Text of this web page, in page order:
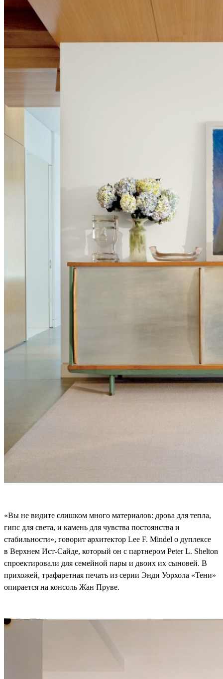
«Вы не видите слишком много материалов: дрова для тепла,
гипс для света, и камень для чувства постоянства и
стабильности», говорит архитектор Lee F. Mindel о дуплексе
в Верхнем Ист-Сайде, который он с партнером Peter L. Shelton
спроектировали для семейной пары и двоих их сыновей. В
прихожей, трафаретная печать из серии Энди Уорхола «Тени»
опирается на консоль Жан Пруве.